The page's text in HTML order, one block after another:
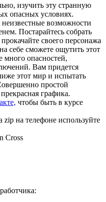
изучить эту странную
опасных условиях.
возможности
Постарайтесь собрать
своего персонажа
себе сможете ощутить этот
много опасностей,
Вам придется
этот мир и испытать
простой
графика.
чтобы быть в курсе
на телефоне используйте
Cross